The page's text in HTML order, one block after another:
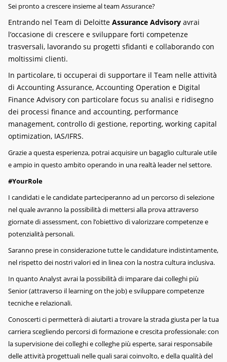
Sei pronto a crescere insieme al team Assurance?
Entrando nel Team di Deloitte Assurance Advisory avrai
l’occasione di crescere e sviluppare forti competenze
trasversali, lavorando su progetti sfidanti e collaborando con
moltissimi clienti.
In particolare, ti occuperai di supportare il Team nelle attività
di Accounting Assurance, Accounting Operation e Digital
Finance Advisory con particolare focus su analisi e ridisegno
dei processi finance and accounting, performance
management, controllo di gestione, reporting, working capital
optimization, IAS/IFRS.
Grazie a questa esperienza, potrai acquisire un bagaglio culturale utile
e ampio in questo ambito operando in una realtà leader nel settore.
#YourRole
I candidati e le candidate parteciperanno ad un percorso di selezione
nel quale avranno la possibilità di mettersi alla prova attraverso
giornate di assessment, con l’obiettivo di valorizzare competenze e
potenzialità personali.
Saranno prese in considerazione tutte le candidature indistintamente,
nel rispetto dei nostri valori ed in linea con la nostra cultura inclusiva.
In quanto Analyst avrai la possibilità di imparare dai colleghi più
Senior (attraverso il learning on the job) e sviluppare competenze
tecniche e relazionali.
Conoscerti ci permetterà di aiutarti a trovare la strada giusta per la tua
carriera scegliendo percorsi di formazione e crescita professionale: con
la supervisione dei colleghi e colleghe più esperte, sarai responsabile
delle attività progettuali nelle quali sarai coinvolto, e della qualità del